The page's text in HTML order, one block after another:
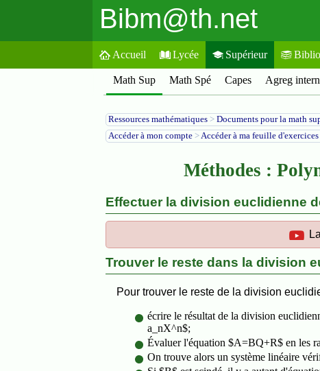
Bibm@th.net
Accueil Lycée Supérieur
Math Sup Math Spé Capes Agreg
Ressources mathématiques > Documents pour la math
Accéder à mon compte >Accéder à ma feuille d'exercices
Méthodes :
Effectuer la division euclidienne
Trouver le reste dans la division
Pour trouver le reste de la division
écrire le résultat de la division
a_nX^n$;
Évaluer l'équation $A=BQ+R$ en les
On trouve alors un système linéaire